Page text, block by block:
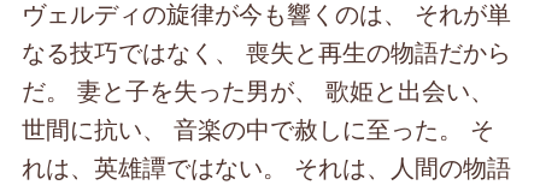
ヴェルディの旋律が今も響くのは、 それが単
なる技巧ではなく、 喪失と再生の物語だから
だ。 妻と子を失った男が、 歌姫と出会い、
世間に抗い、 音楽の中で赦しに至った。 そ
れは、英雄譚ではない。 それは、人間の物語